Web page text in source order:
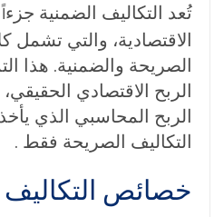
تُعد التكاليف الضمنية جزء
الاقتصادية، والتي تشمل
الصريحة والضمنية. هذا
الربح الاقتصادي
الربح المحاسبي الذي يأخذ
التكاليف الصريحة فقط .
خصائص التكاليف